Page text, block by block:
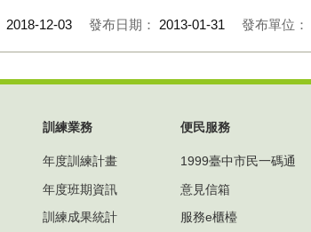
2018-12-03 發布日期： 2013-01-31 發布單位：
訓練業務
年度訓練計畫
年度班期資訊
訓練成果統計
便民服務
1999臺中市民一碼通
意見信箱
服務e櫃檯